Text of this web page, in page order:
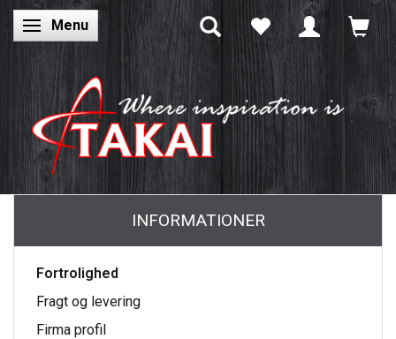
Skifte navigation
Menu
INFORMATIONER
Fortrolighed
Fragt og levering
Firma profil